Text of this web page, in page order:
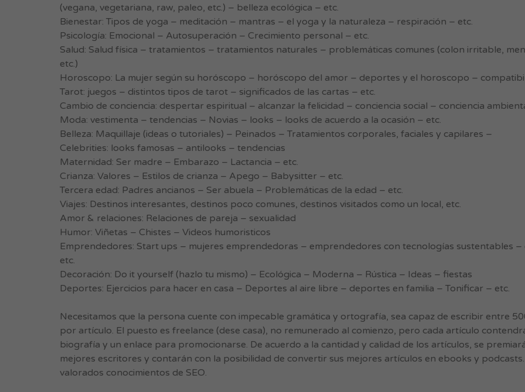
(vegana, vegetariana, raw, paleo, etc.) – belleza ecológica – etc.
Bienestar: Tipos de yoga – meditación – mantras – el yoga y la naturaleza – respiración – etc.
Psicología: Emocional – Autosuperación – Crecimiento personal – etc.
Salud: Salud física – tratamientos – tratamientos naturales – problemáticas comunes (colon irritable,
etc.)
Horoscopo: La mujer según su horóscopo – horóscopo del amor – deportes y el horoscopo –
Tarot: juegos – distintos tipos de tarot – significados de las cartas – etc.
Cambio de conciencia: despertar espiritual – alcanzar la felicidad – conciencia social – conciencia
Moda: vestimenta – tendencias – Novias – looks – looks de acuerdo a la ocasión – etc.
Belleza: Maquillaje (ideas o tutoriales) – Peinados – Tratamientos corporales, faciales y capilares –
Celebrities: looks famosas – antilooks – tendencias
Maternidad: Ser madre – Embarazo – Lactancia – etc.
Crianza: Valores – Estilos de crianza – Apego – Babysitter – etc.
Tercera edad: Padres ancianos – Ser abuela – Problemáticas de la edad – etc.
Viajes: Destinos interesantes, destinos poco comunes, destinos visitados como un local, etc.
Amor & relaciones: Relaciones de pareja – sexualidad
Humor: Viñetas – Chistes – Videos humoristicos
Emprendedores: Start ups – mujeres emprendedoras – emprendedores con tecnologías sustentables –
etc.
Decoración: Do it yourself (hazlo tu mismo) – Ecológica – Moderna – Rústica – Ideas – fiestas
Deportes: Ejercicios para hacer en casa – Deportes al aire libre – deportes en familia – Tonificar – etc.
Necesitamos que la persona cuente con impecable gramática y ortografía, sea capaz de escribir entre
por artículo. El puesto es freelance (dese casa), no remunerado al comienzo, pero cada artículo
biografía y un enlace para promocionarse. De acuerdo a la cantidad y calidad de los artículos, se
mejores escritores y contarán con la posibilidad de convertir sus mejores artículos en ebooks y
valorados conocimientos de SEO.